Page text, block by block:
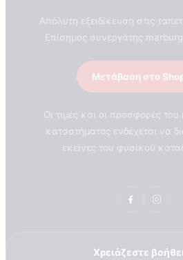
ΣΧΕΤΙΚΑ ΜΕ ΕΜΑΣ
Απόλυτη εξειδίκευση στις
Επίσημος συνεργάτης
Μετάβαση στο
Οι τιμές και οι προσφορές του
καταστήματος ενδέχεται να
εκείνες του φυσικού
Χρειάζεστε